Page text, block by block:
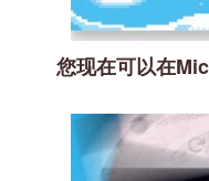
您现在可以在